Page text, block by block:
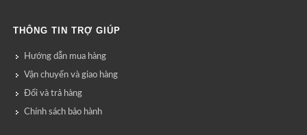
THÔNG TIN TRỢ GIÚP
Hướng dẫn mua hàng
Vận chuyển và giao hàng
Đổi và trả hàng
Chính sách bảo hành